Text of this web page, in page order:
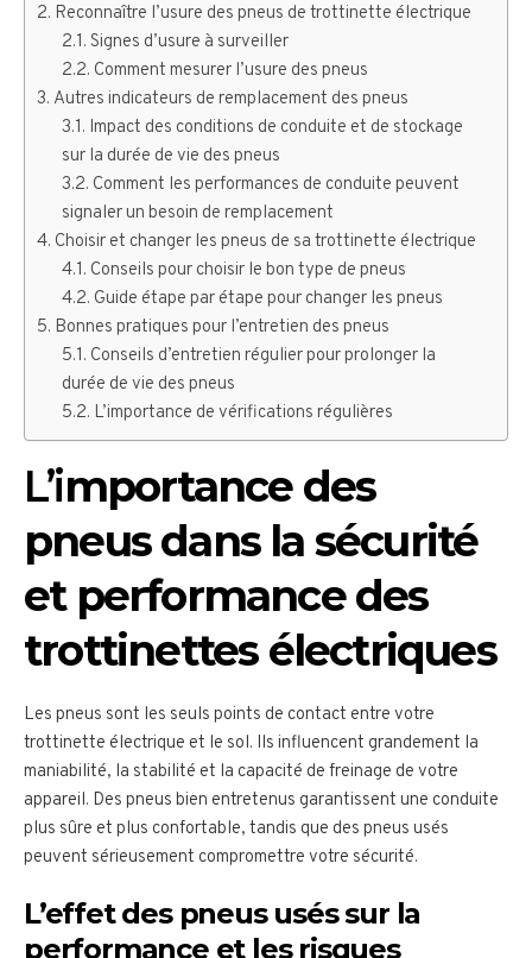
Reconnaître l’usure des pneus de trottinette électrique
Signes d’usure à surveiller
Comment mesurer l’usure des pneus
Autres indicateurs de remplacement des pneus
Impact des conditions de conduite et de stockage
sur la durée de vie des pneus
Comment les performances de conduite peuvent
signaler un besoin de remplacement
Choisir et changer les pneus de sa trottinette électrique
Conseils pour choisir le bon type de pneus
Guide étape par étape pour changer les pneus
Bonnes pratiques pour l’entretien des pneus
Conseils d’entretien régulier pour prolonger la
durée de vie des pneus
L’importance de vérifications régulières
L’importance des
pneus dans la sécurité
et performance des
trottinettes électriques
Les pneus sont les seuls points de contact entre votre
trottinette électrique et le sol. Ils influencent grandement la
maniabilité, la stabilité et la capacité de freinage de votre
appareil. Des pneus bien entretenus garantissent une conduite
plus sûre et plus confortable, tandis que des pneus usés
peuvent sérieusement compromettre votre sécurité.
L’effet des pneus usés sur la
performance et les risques